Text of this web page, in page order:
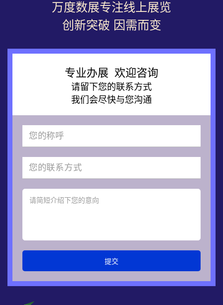
万度数展专注线上展览
创新突破 因需而变
专业办展 欢迎咨询
请留下您的联系方式
我们会尽快与您沟通
提交